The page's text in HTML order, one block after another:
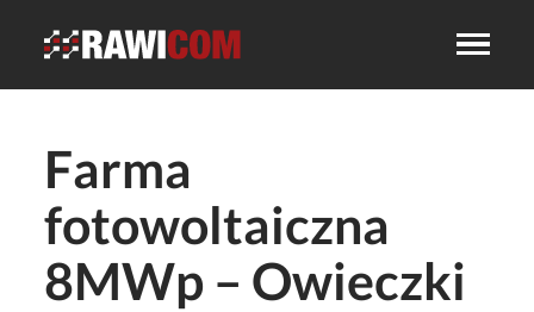
Farma
fotowoltaiczna
8MWp – Owieczki